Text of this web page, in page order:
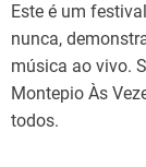
Este é um
nunca,
música ao vivo.
Montepio Às
todos.